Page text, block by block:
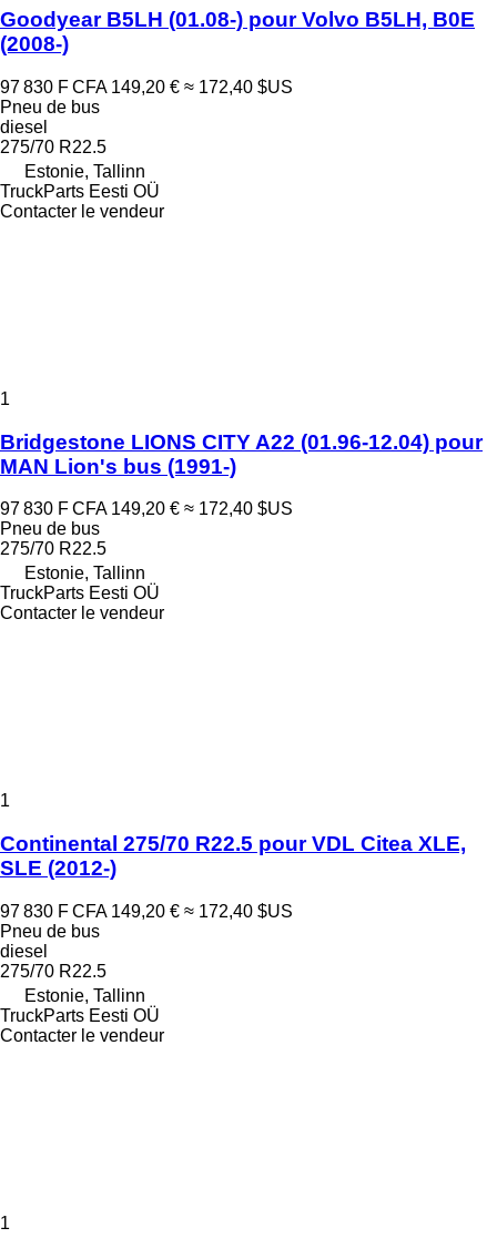
Goodyear B5LH (01.08-) pour Volvo B5LH, B0E
(2008-)
97 830 F CFA 149,20 € ≈ 172,40 $US
Pneu de bus
diesel
275/70 R22.5
Estonie, Tallinn
TruckParts Eesti OÜ
Contacter le vendeur
1
Bridgestone LIONS CITY A22 (01.96-12.04) pour
MAN Lion's bus (1991-)
97 830 F CFA 149,20 € ≈ 172,40 $US
Pneu de bus
275/70 R22.5
Estonie, Tallinn
TruckParts Eesti OÜ
Contacter le vendeur
1
Continental 275/70 R22.5 pour VDL Citea XLE,
SLE (2012-)
97 830 F CFA 149,20 € ≈ 172,40 $US
Pneu de bus
diesel
275/70 R22.5
Estonie, Tallinn
TruckParts Eesti OÜ
Contacter le vendeur
1